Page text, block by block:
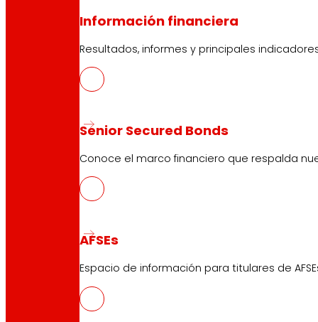
Información financiera
Resultados, informes y principales
Senior Secured Bonds
Conoce el marco financiero que respalda
AFSEs
Espacio de información para titulares de
Quiénes somos
Inversores